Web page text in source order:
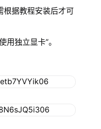
根据教程安装后才可
独立显卡”。